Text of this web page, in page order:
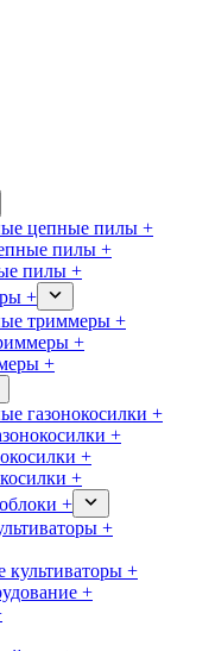
цепные пилы +
пилы +
пилы +
+
триммеры +
+
+
газонокосилки +
+
+
+
+
+
культиваторы +
+